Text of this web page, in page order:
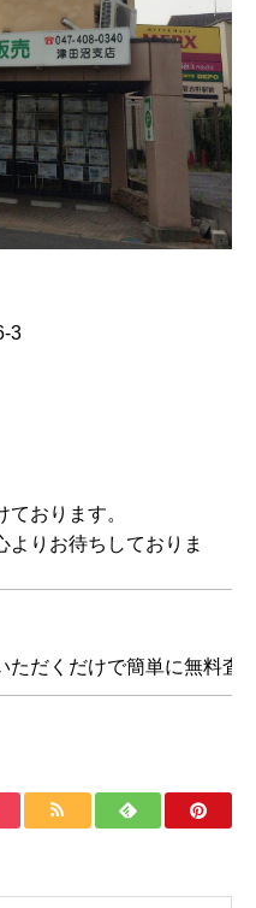
3
おります。
よりお待ちしておりま
ただくだけで簡単に無料査